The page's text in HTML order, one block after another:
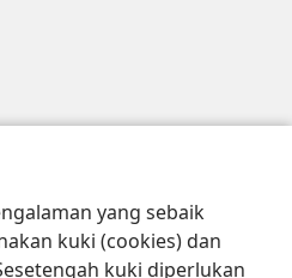
yang sebaik
kuki (cookies) dan
kuki diperlukan
Watchtower